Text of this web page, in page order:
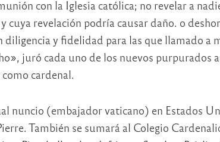
con la Iglesia católica; no revelar a
cuya revelación podría causar daño. o
diligencia y fidelidad para las que llamado a
juró cada uno de los nuevos purpurados
cardenal.
nuncio (embajador vaticano) en Estados
También se sumará al Colegio